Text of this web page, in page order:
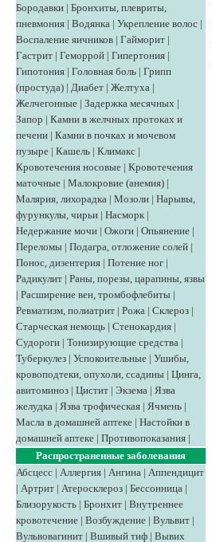
Бородавки | Бронхиты, плевриты,
пневмония | Водянка | Укрепление волос |
Воспаление яичников | Гайморит |
Гастрит | Геморрой | Гипертония |
Гипотония | Головная боль | Грипп
(простуда) | Диабет | Желтуха |
Желчегонные | Задержка месячных |
Запор | Камни в желчных протоках и
печени | Камни в почках и мочевом
пузыре | Кашель | Климакс |
Кровотечения носовые | Кровотечения
маточные | Малокровие (анемия) |
Малярия, лихорадка | Мозоли | Нарывы,
фурункулы, чирьи | Насморк |
Недержание мочи | Ожоги | Опьянение |
Переломы | Подагра, отложение солей |
Понос, дизентерия | Потение ног |
Радикулит | Раны, порезы, царапины, язвы
| Расширение вен, тромбофлебиты |
Ревматизм, полиатрит | Рожа | Склероз |
Старческая немощь | Стенокардия |
Судороги | Тонизирующие средства |
Туберкулез | Успокоительные | Ушибы,
кровоподтеки, опухоли, ссадины | Цинга,
авитоминоз | Цистит | Экзема | Язва
желудка | Язва трофическая | Ячмень |
Масла в домашней аптеке | Настойки в
домашней аптеке | Противопоказания |
Распространенные заболевания
Абсцесс | Аллергия | Ангина | Аппендицит
| Артрит | Атеросклероз | Бессонница |
Близорукость | Бронхит | Внутреннее
кровотечение | Возбуждение | Вульвит |
Вульвовагинит | Вшивый тиф | Вывих